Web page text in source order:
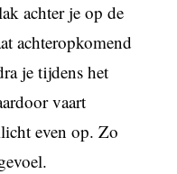
achter je op de
achteropkomend
je tijdens het
vaart
even op. Zo